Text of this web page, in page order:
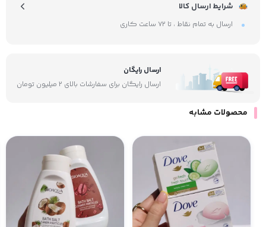
شرایط ارسال کالا
ارسال به تمام نقاط ، تا ۷۲ ساعت کاری
ارسال رایگان
ارسال رایگان برای سفارشات بالای ۲ میلیون تومان
محصولات مشابه